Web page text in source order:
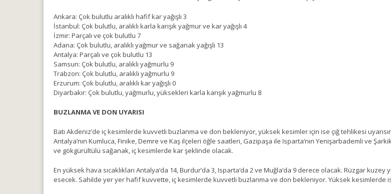
Ankara: Çok bulutlu aralıklı hafif kar yağışlı 3
İstanbul: Çok bulutlu, aralıklı karla karışık yağmur ve kar yağışlı 4
İzmir: Parçalı ve çok bulutlu 7
Adana: Çok bulutlu, aralıklı yağmur ve sağanak yağışlı 13
Antalya: Parçalı ve çok bulutlu 13
Samsun: Çok bulutlu, aralıklı yağmurlu 9
Trabzon: Çok bulutlu, aralıklı yağmurlu 9
Erzurum: Çok bulutlu, aralıklı kar yağışlı 0
Diyarbakır: Çok bulutlu, yağmurlu, yüksekleri karla karışık yağmurlu 8
BUZLANMA VE DON UYARISI
Batı Akdeniz’de iç kesimlerde kuvvetli buzlanma ve don bekleniyor, yüksek kesimler için ise çığ tehlikesi
Antalya’nın Kumluca, Finike, Demre ve Kaş ilçeleri öğle saatleri, Gazipaşa ile Isparta’nın Yenişarbademli ve
ve gökgürültülü sağanak, iç kesimlerde kar şeklinde olacak.
En yüksek hava sıcaklıkları Antalya’da 14, Burdur’da 3, Isparta’da 2 ve Muğla’da 9 derece olacak. Rüzgar
esecek. Sahilde yer yer hafif kuvvette, iç kesimlerde kuvvetli buzlanma ve don bekleniyor. Yüksek kesimlerde